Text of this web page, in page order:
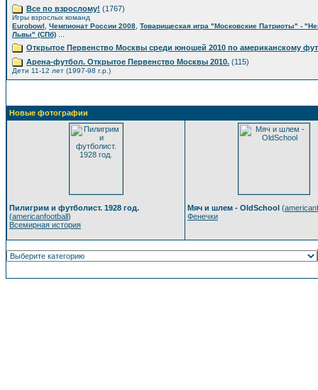
Все по взрослому! (1767)
Игры взрослых команд
Eurobowl
Чемпионат России 2008 Товарищеская игра "Московские Патриоты" -
Львы" (СПб)
Открытое Первенство Москвы среди юношей 2010 по американскому
Арена-футбол. Открытое Первенство Москвы 2010. (115)
Дети 11-12 лет (1997-98 г.р.)
Новые фотографии
Пилигрим и футболист. 1928 год.
(americanfootball)
Всемирная история
Мяч и шлем - OldSchool (
Фенечки